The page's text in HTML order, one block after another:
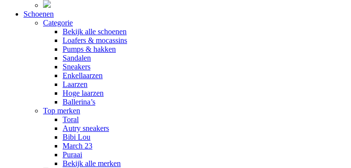
Schoenen
Categorie
Bekijk alle schoenen
Loafers & mocassins
Pumps & hakken
Sandalen
Sneakers
Enkellaarzen
Laarzen
Hoge laarzen
Ballerina’s
Top merken
Toral
Autry sneakers
Bibi Lou
March 23
Puraai
Bekijk alle merken